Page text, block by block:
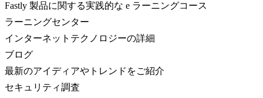
Fastly 製品に関する実践的な e ラーニングコース
ラーニングセンター
インターネットテクノロジーの詳細
ブログ
最新のアイディアやトレンドをご紹介
セキュリティ調査